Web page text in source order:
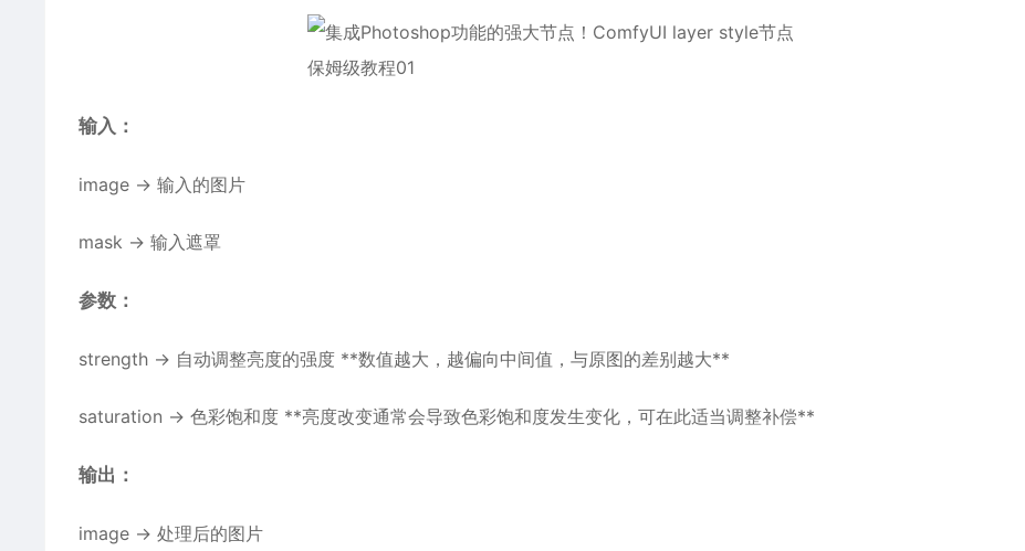
输入：
image → 输入的图片
mask → 输入遮罩
参数：
strength → 自动调整亮度的强度 **数值越大，越偏向中间值，与原图的差别越大**
saturation → 色彩饱和度 **亮度改变通常会导致色彩饱和度发生变化，可在此适当调整补偿**
输出：
image → 处理后的图片